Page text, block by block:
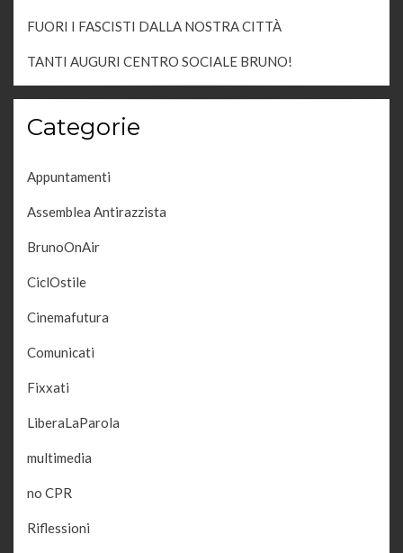
FUORI I FASCISTI DALLA NOSTRA CITTÀ
TANTI AUGURI CENTRO SOCIALE BRUNO!
Categorie
Appuntamenti
Assemblea Antirazzista
BrunoOnAir
CiclOstile
Cinemafutura
Comunicati
Fixxati
LiberaLaParola
multimedia
no CPR
Riflessioni